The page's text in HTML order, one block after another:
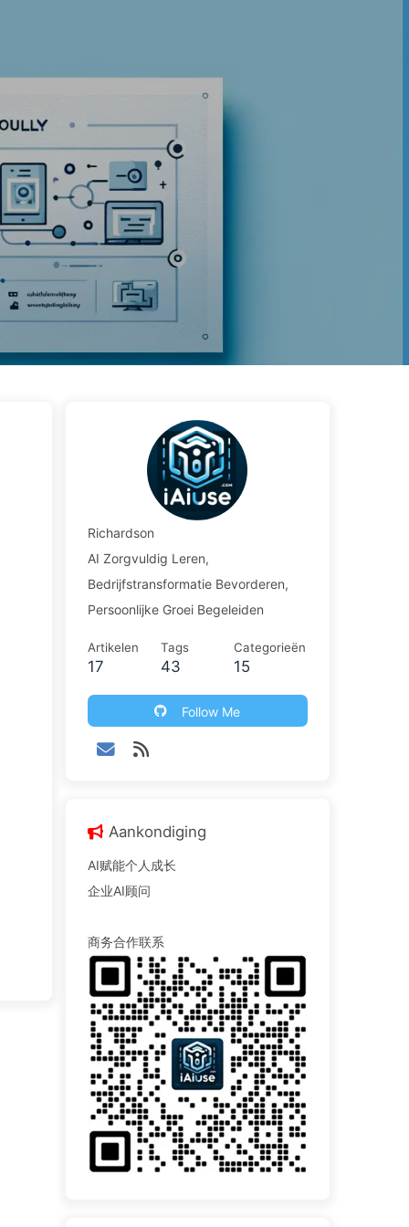
Richardson
AI Zorgvuldig Leren,
Bedrijfstransformatie Bevorderen,
Persoonlijke Groei Begeleiden
Artikelen
17
Tags
43
Categorieën
15
Follow Me
Aankondiging
AI赋能个人成长
企业AI顾问
商务合作联系